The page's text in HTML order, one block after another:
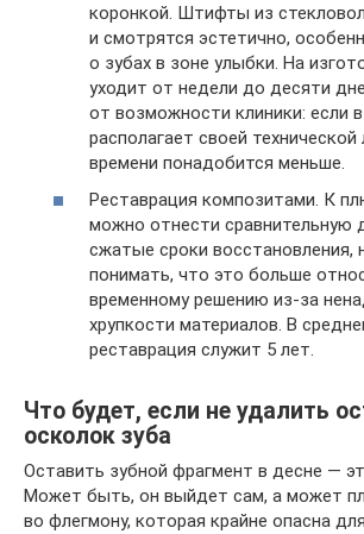
коронкой. Штифты из
и смотрятся эстетично,
о зубах в зоне улыбки. На
уходит от недели до десяти
от возможности клиники: если
располагает своей
времени понадобится меньше.
Реставрация композитами. К
можно отнести сравнительную
сжатые сроки восстановления,
понимать, что это больше
временному решению из-за
хрупкости материалов. В
реставрация служит 5 лет.
Что будет, если не удалить
осколок зуба
Оставить зубной фрагмент в десне —
Может быть, он выйдет сам, а может
во флегмону, которая крайне опасна